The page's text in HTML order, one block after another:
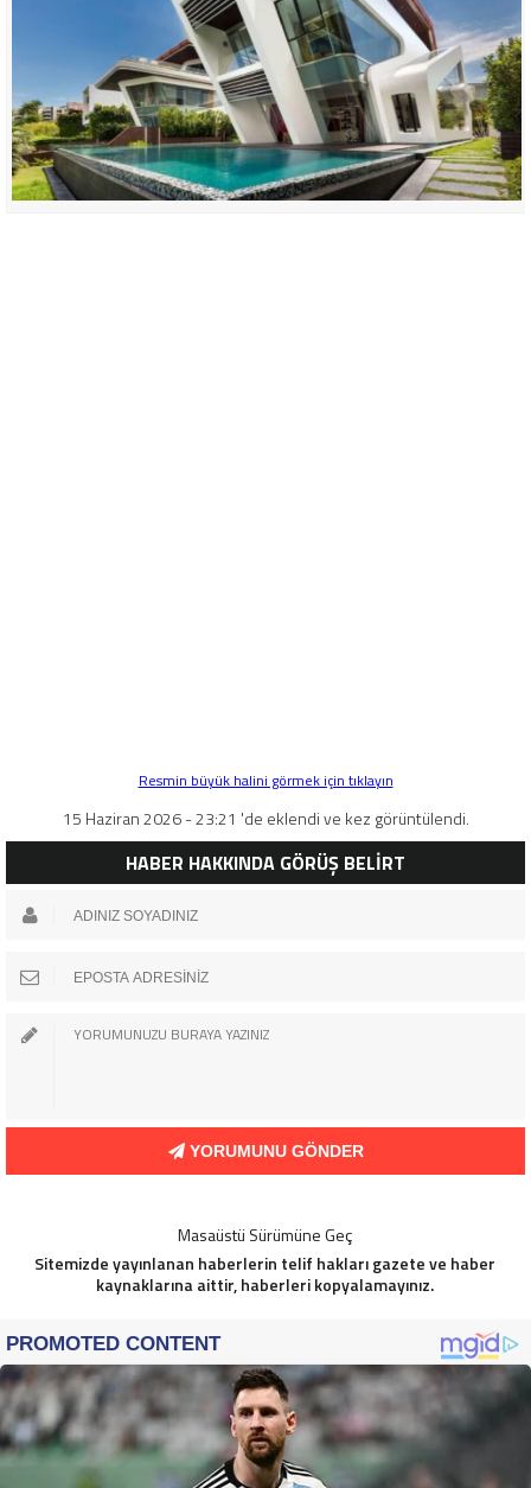
Resmin büyük halini görmek için tıklayın
15 Haziran 2026 - 23:21 'de eklendi ve kez görüntülendi.
HABER HAKKINDA GÖRÜŞ BELİRT
YORUMUNU GÖNDER
Masaüstü Sürümüne Geç
Sitemizde yayınlanan haberlerin telif hakları gazete ve haber
kaynaklarına aittir, haberleri kopyalamayınız.